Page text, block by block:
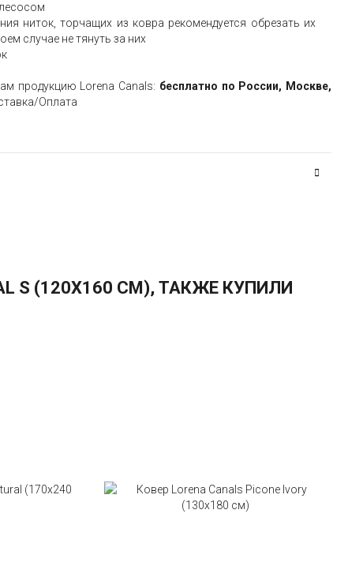
ниток, торчащих из ковра рекомендуется обрезать их
случае не тянуть за них
продукцию Lorena Canals: бесплатно по России, Москве,
Оплата
S (120X160 СМ), ТАКЖЕ КУПИЛИ